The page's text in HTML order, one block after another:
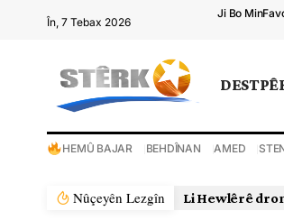
În, 7 Tebax 2026
Ji Bo Min
HEMÛ BAJAR BEHDÎNAN AMED
Nûçeyên Lezgîn